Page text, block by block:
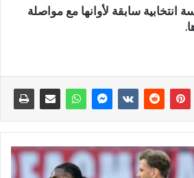
انتخابية سابقة لأوانها مع مواصلة